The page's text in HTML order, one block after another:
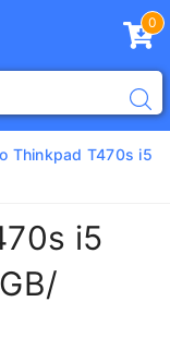
0
Thinkpad T470s i5
i5